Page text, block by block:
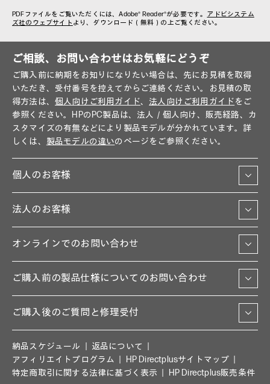
PDFファイルをご覧いただくには、Adobe® Reader®が必要です。 アドビシステム
ズ社のウェブサイト より、ダウンロード（無料）の上ご覧ください。
ご相談、お問い合わせはお気軽にどうぞ
ご購入前に納期をお知りになりたい場合は、先にお見積を取得
いただき、受付番号を控えてからご連絡ください。お見積の取
得方法は、 個人向けご利用ガイド、 法人向けご利用ガイドをご
参照ください。HPのPC製品は、法人／個人向け、販売経路、カ
スタマイズの有無などにより製品モデルが分かれています。詳
しくは、 製品モデルの違いのページをご参照ください。
個人のお客様
法人のお客様
オンラインでのお問い合わせ
ご購入前の製品仕様についてのお問い合わせ
ご購入後のご質問と修理受付
納品スケジュール
返品について
アフィリエイトプログラム
HP Directplusサイトマップ
特定商取引に関する法律に基づく表示
HP Directplus販売条件